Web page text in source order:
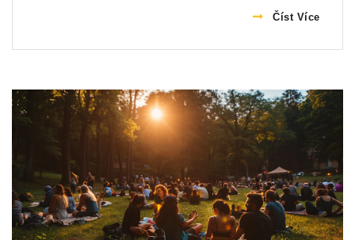
dávkovat, abyste dosáhli požadovaných účinků bezČíst Více